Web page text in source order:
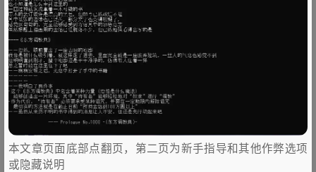
本文章页面底部点翻页，第二页为新手指导和其他作弊选项
或隐藏说明